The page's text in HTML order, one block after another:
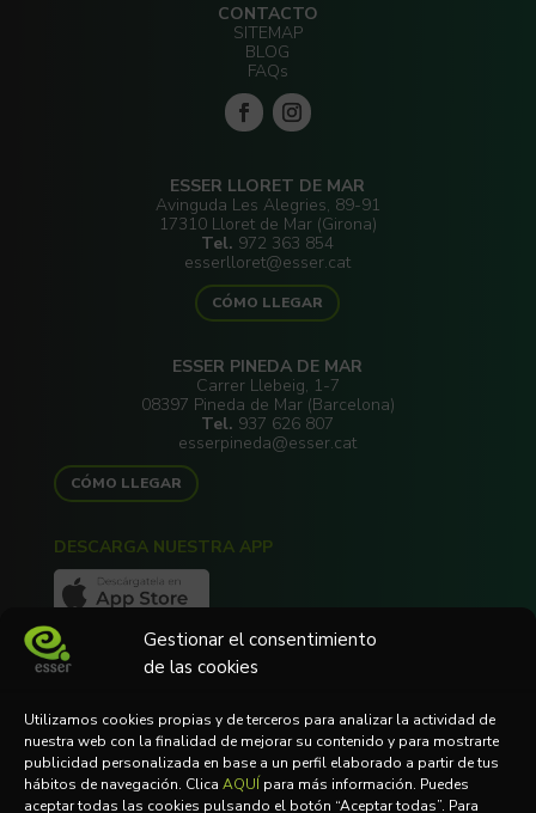
Gestionar el consentimiento
de las cookies
Utilizamos cookies propias y de terceros para analizar la actividad de
nuestra web con la finalidad de mejorar su contenido y para mostrarte
publicidad personalizada en base a un perfil elaborado a partir de tus
hábitos de navegación. Clica AQUÍ para más información. Puedes
aceptar todas las cookies pulsando el botón “Aceptar todas”. Para
CONTACTO
SITEMAP
BLOG
FAQs
ESSER LLORET DE MAR
Avinguda Les Alegries, 89-91
17310 Lloret de Mar (Girona)
Tel. 972 363 854
esserlloret@esser.cat
CÓMO LLEGAR
ESSER PINEDA DE MAR
Carrer Llebeig, 1-7
08397 Pineda de Mar (Barcelona)
Tel. 937 626 807
esserpineda@esser.cat
CÓMO LLEGAR
DESCARGA NUESTRA APP
NEWSLETTER
Suscríbete a nuestra Newsletter